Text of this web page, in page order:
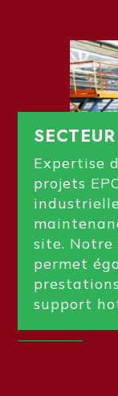
Expertise
projets
site.
permet
support